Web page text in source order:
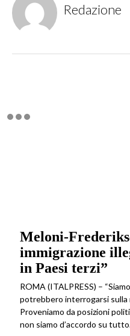
Redazione
Meloni-
immigrazione
in Paesi terzi”
ROMA (ITALPRESS) –
potrebbero interrogarsi sulla
Proveniamo da posizioni
non siamo d’accordo su